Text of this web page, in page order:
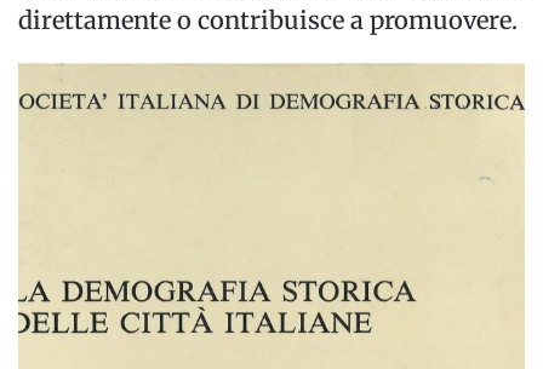
direttamente o contribuisce a promuovere.